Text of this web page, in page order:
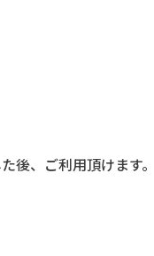
後、ご利用頂けます